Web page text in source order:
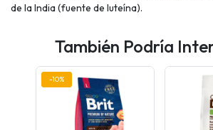
de la India (fuente de luteína).
También Podría
-10%